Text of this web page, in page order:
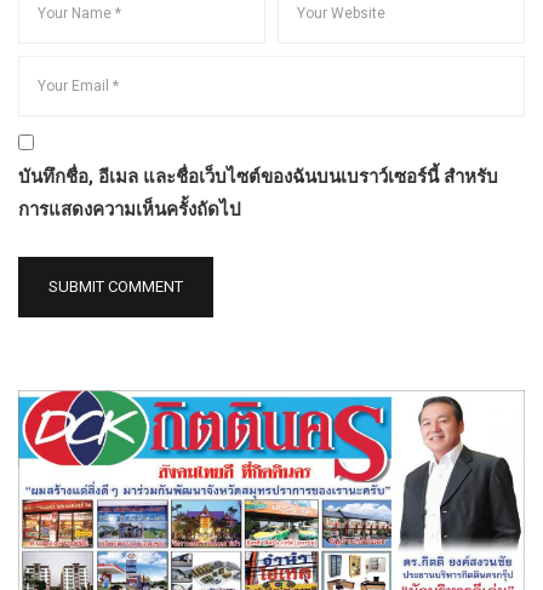
บันทึกชื่อ, อีเมล และชื่อเว็บไซต์ของฉันบนเบราว์เซอร์นี้ สำหรับ
การแสดงความเห็นครั้งถัดไป